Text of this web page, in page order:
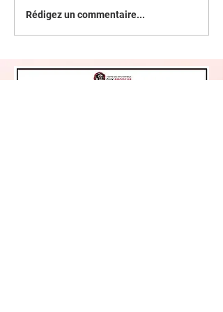
2023 débutera le lundi 19 juin
Rédigez un commentaire...